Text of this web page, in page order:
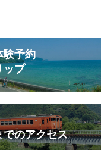
験予約
ップ
でのアクセス